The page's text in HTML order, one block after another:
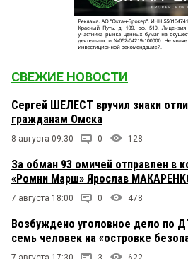
СВЕЖИЕ НОВОСТИ
Сергей ШЕЛЕСТ вручил знаки
гражданам Омска
8 августа 09:30 0 128
За обман 93 омичей отправлен в
«Ромни Марш» Ярослав
7 августа 18:00 0 478
Возбуждено уголовное дело по
семь человек на «островке